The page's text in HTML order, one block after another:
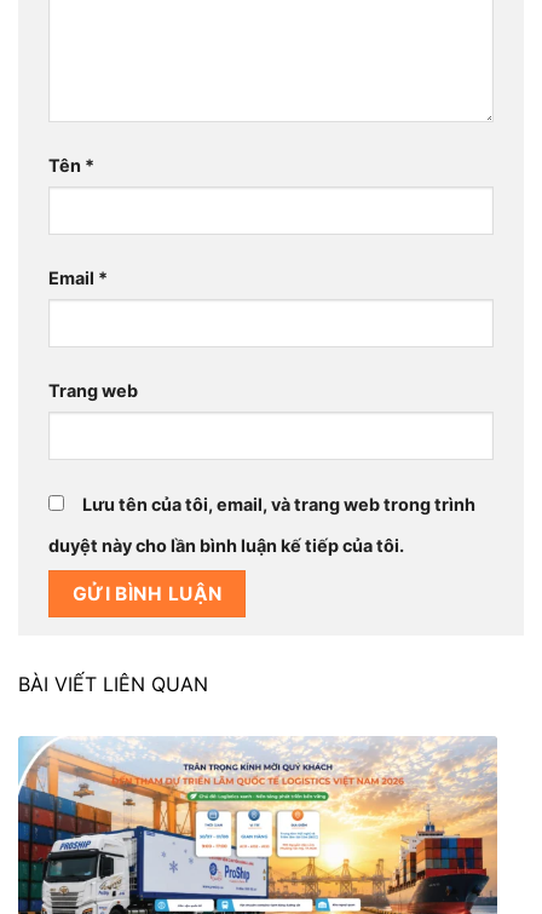
Tên *
Email *
Trang web
Lưu tên của tôi, email, và trang web trong trình
duyệt này cho lần bình luận kế tiếp của tôi.
BÀI VIẾT LIÊN QUAN